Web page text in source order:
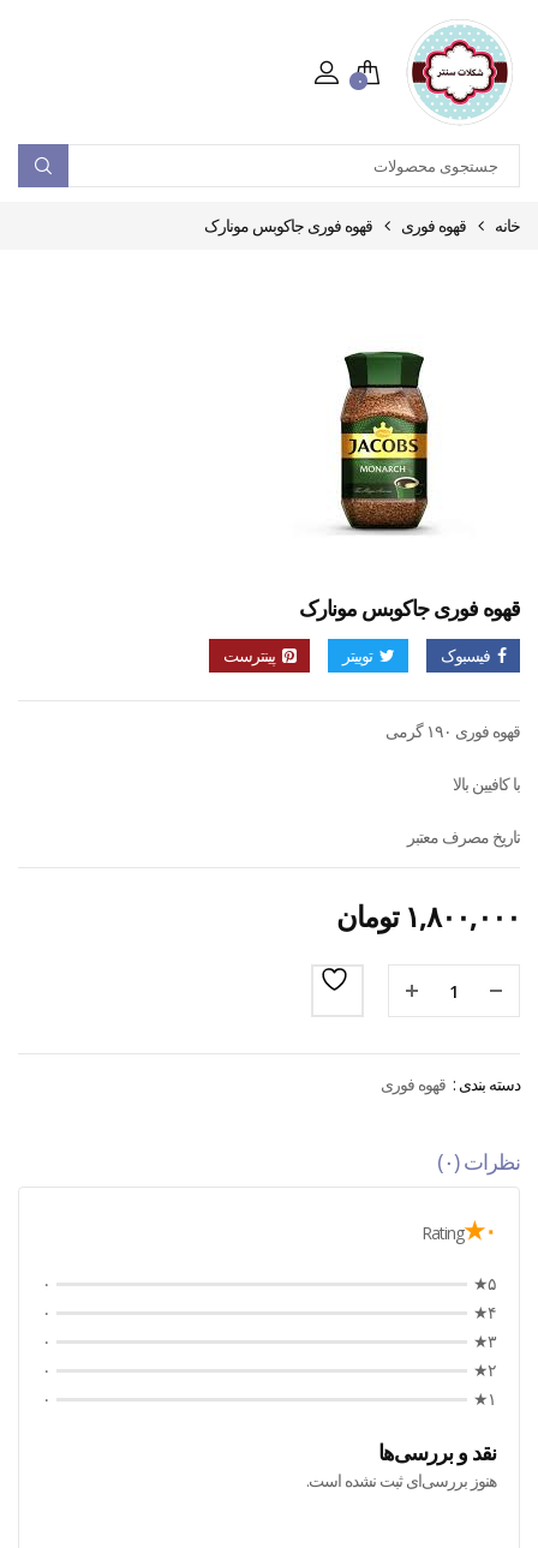
۰
خانه قهوه فوری قهوه فوری جاکوبس مونارک
قهوه فوری جاکوبس مونارک
فیسبوک توییتر پینترست
قهوه فوری ۱۹۰ گرمی
با کافیین بالا
تاریخ مصرف معتبر
۱,۸۰۰,۰۰۰ تومان
دسته بندی : قهوه فوری
نظرات (۰)
۰★ Rating
۵★
۰
۴★
۰
۳★
۰
۲★
۰
۱★
۰
نقد و بررسی‌ها
هنوز بررسی‌ای ثبت نشده است.